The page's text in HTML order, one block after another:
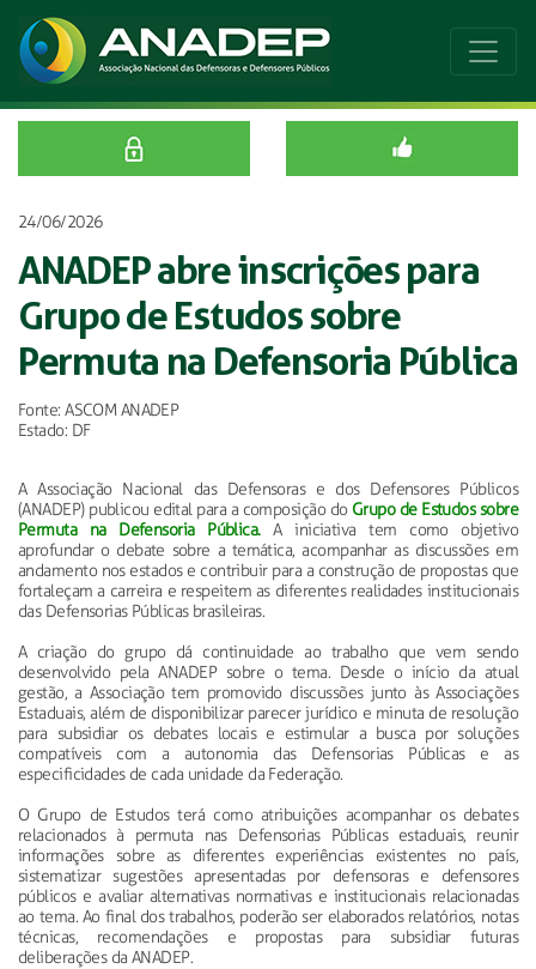
24/06/2026
ANADEP abre inscrições para
Grupo de Estudos sobre
Permuta na Defensoria Pública
Fonte: ASCOM ANADEP
Estado: DF
A Associação Nacional das Defensoras e dos Defensores Públicos
(ANADEP) publicou edital para a composição do Grupo de Estudos sobre
Permuta na Defensoria Pública.A iniciativa tem como objetivo
aprofundar o debate sobre a temática, acompanhar as discussões em
andamento nos estados e contribuir para a construção de propostas que
fortaleçam a carreira e respeitem as diferentes realidades institucionais
das Defensorias Públicas brasileiras.
A criação do grupo dá continuidade ao trabalho que vem sendo
desenvolvido pela ANADEP sobre o tema. Desde o início da atual
gestão, a Associação tem promovido discussões junto às Associações
Estaduais, além de disponibilizar parecer jurídico e minuta de resolução
para subsidiar os debates locais e estimular a busca por soluções
compatíveis com a autonomia das Defensorias Públicas e as
especificidades de cada unidade da Federação.
O Grupo de Estudos terá como atribuições acompanhar os debates
relacionados à permuta nas Defensorias Públicas estaduais, reunir
informações sobre as diferentes experiências existentes no país,
sistematizar sugestões apresentadas por defensoras e defensores
públicos e avaliar alternativas normativas e institucionais relacionadas
ao tema. Ao final dos trabalhos, poderão ser elaborados relatórios, notas
técnicas, recomendações e propostas para subsidiar futuras
deliberações da ANADEP.